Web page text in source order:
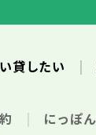
貸したい
にっぽ